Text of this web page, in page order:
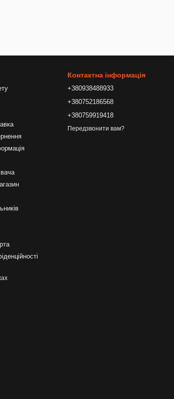
Контактна інформація
+380938488933
+380752186568
+380759919418
Передзвонити вам?